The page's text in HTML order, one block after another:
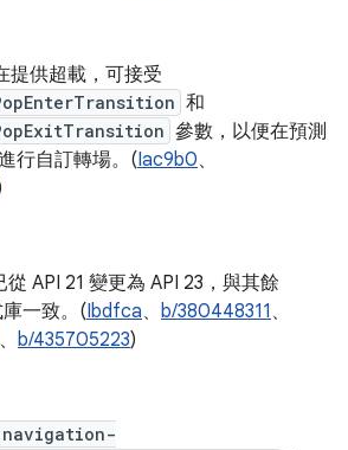
提供超載，可接受
和
參數，以便在預測
行自訂轉場。(Iac9b0、
從 API 21 變更為 API 23，與其餘
一致。(Ibdfca、 b/380448311 、
、 b/435705223)